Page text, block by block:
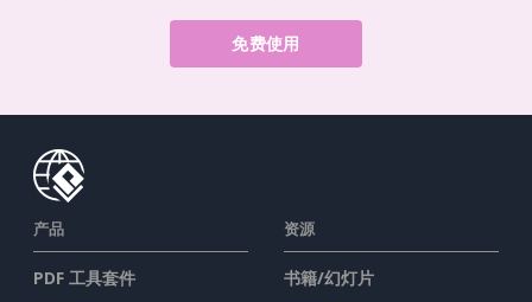
免费使用
产品
PDF 工具套件
资源
书籍/幻灯片